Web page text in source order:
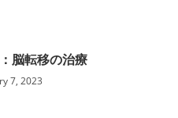
脳転移の治療
7, 2023